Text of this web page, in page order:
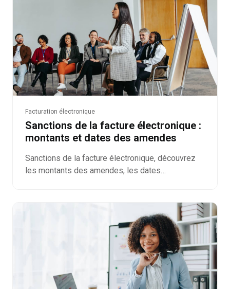
Facturation électronique
Sanctions de la facture électronique :
montants et dates des amendes
Sanctions de la facture électronique, découvrez
les montants des amendes, les dates